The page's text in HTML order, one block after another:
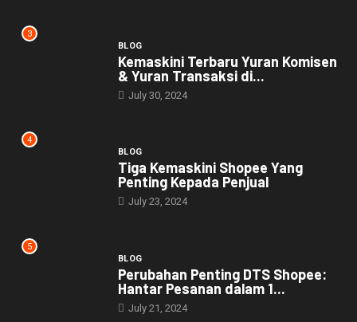
3
BLOG
Kemaskini Terbaru Yuran Komisen
& Yuran Transaksi di...
July 30, 2024
4
BLOG
Tiga Kemaskini Shopee Yang
Penting Kepada Penjual
July 23, 2024
5
BLOG
Perubahan Penting DTS Shopee:
Hantar Pesanan dalam 1...
July 21, 2024